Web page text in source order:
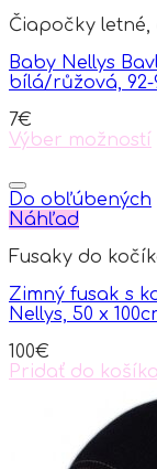
Čiapočky
Baby Nellys
bílá/růžová, 92-
7€
Výber možností
product
has
multiple
The
may
be
on
the
Do obľúbených
Náhľad
Fusaky do
Zimný fusak s
Nellys, 50 x
100€
Pridať do košíka